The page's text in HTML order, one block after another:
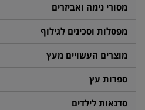
מסורי נימה ואביזרים
מפסלות וסכינים לגילוף
מוצרים העשויים מעץ
ספרות עץ
סדנאות לילדים